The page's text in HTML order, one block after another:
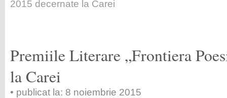
2015 decernate la Carei
Premiile Literare „Frontiera
la Carei
• publicat la: 8 noiembrie 2015